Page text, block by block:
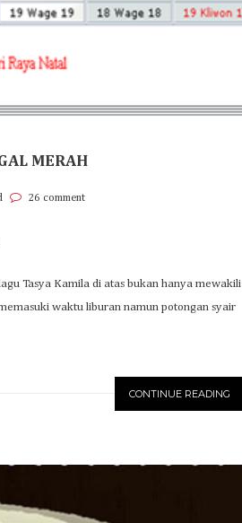
MERAH
26 comment
Tasya Kamila di atas bukan hanya mewakili
waktu liburan namun potongan syair
CONTINUE READING